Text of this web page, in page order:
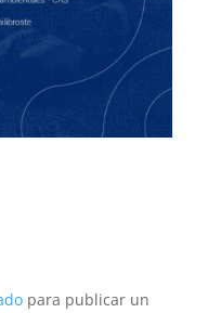
para publicar un